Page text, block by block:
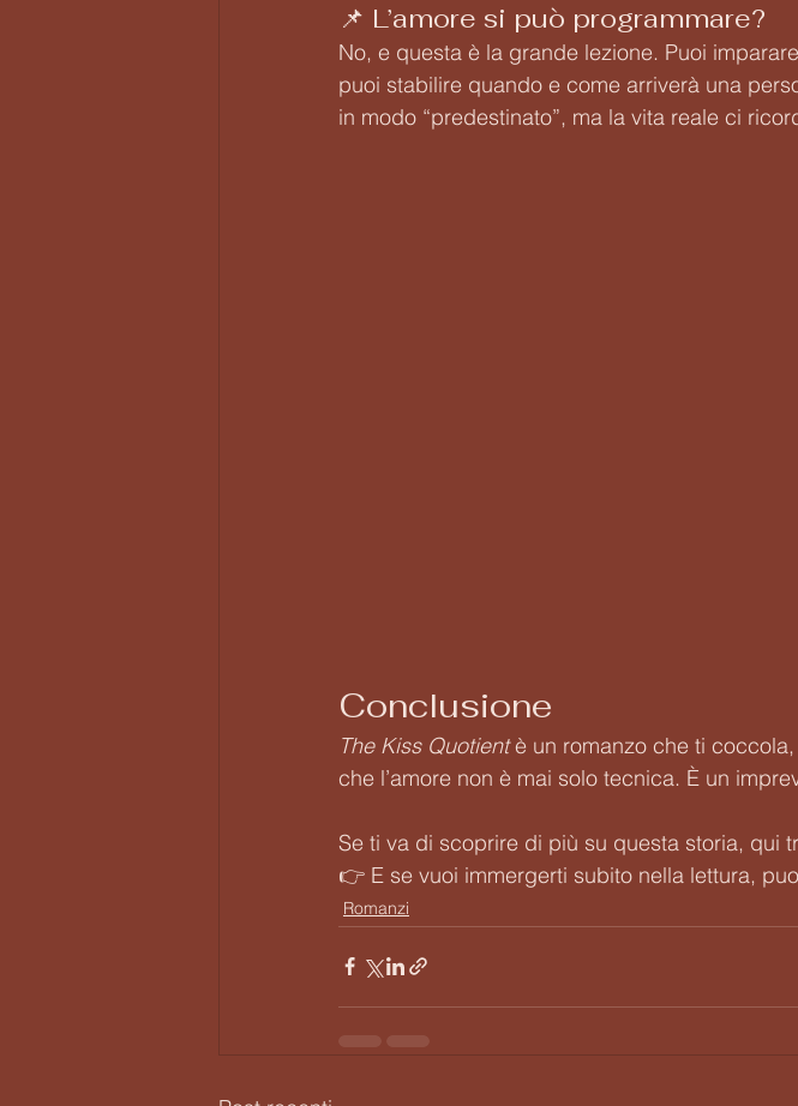
📌 L’amore si può programmare?
No, e questa è la grande lezione. Puoi
puoi stabilire quando e come arriverà una
in modo “predestinato”, ma la vita reale ci
Conclusione
The Kiss Quotient è un romanzo che ti
che l’amore non è mai solo tecnica. È un
Se ti va di scoprire di più su questa storia, qui
👉 E se vuoi immergerti subito nella lettura,
Romanzi